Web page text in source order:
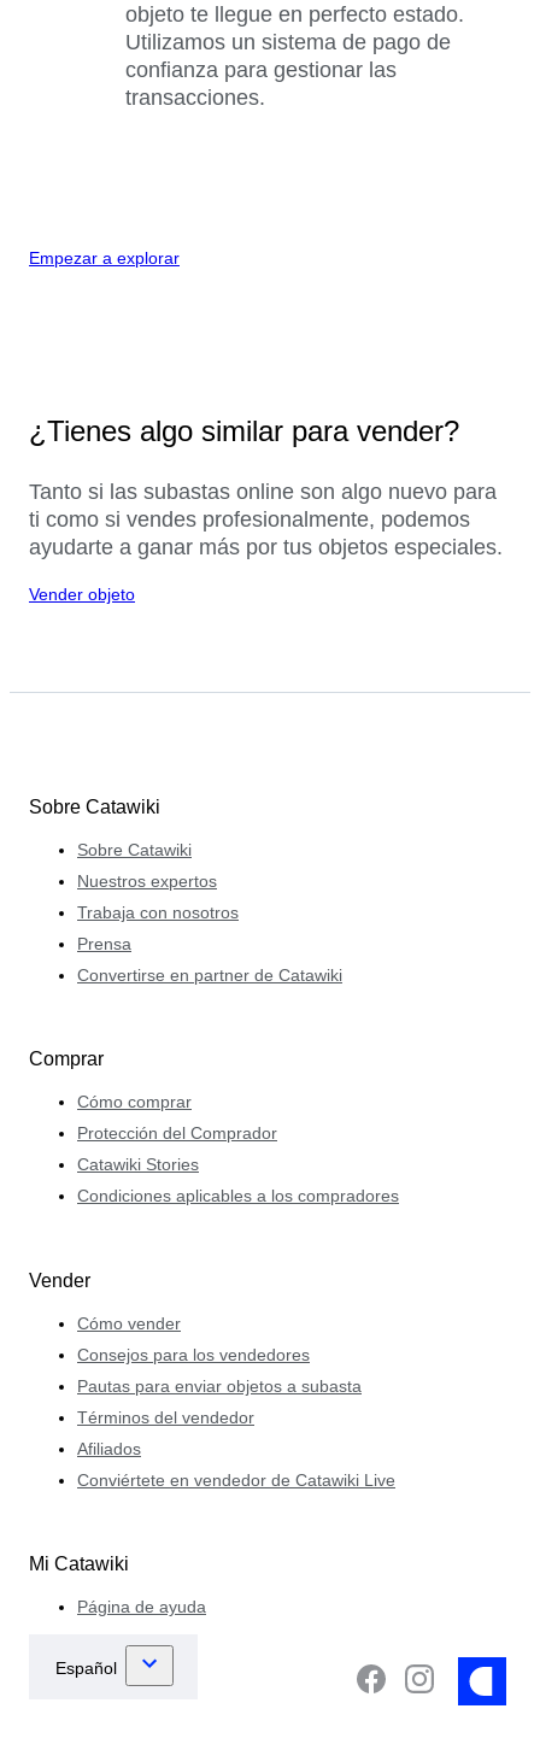
objeto te llegue en perfecto estado.
Utilizamos un sistema de pago de
confianza para gestionar las
transacciones.
Empezar a explorar
¿Tienes algo similar para vender?
Tanto si las subastas online son algo nuevo para
ti como si vendes profesionalmente, podemos
ayudarte a ganar más por tus objetos especiales.
Vender objeto
Sobre Catawiki
Sobre Catawiki
Nuestros expertos
Trabaja con nosotros
Prensa
Convertirse en partner de Catawiki
Comprar
Cómo comprar
Protección del Comprador
Catawiki Stories
Condiciones aplicables a los compradores
Vender
Cómo vender
Consejos para los vendedores
Pautas para enviar objetos a subasta
Términos del vendedor
Afiliados
Conviértete en vendedor de Catawiki Live
Mi Catawiki
Página de ayuda